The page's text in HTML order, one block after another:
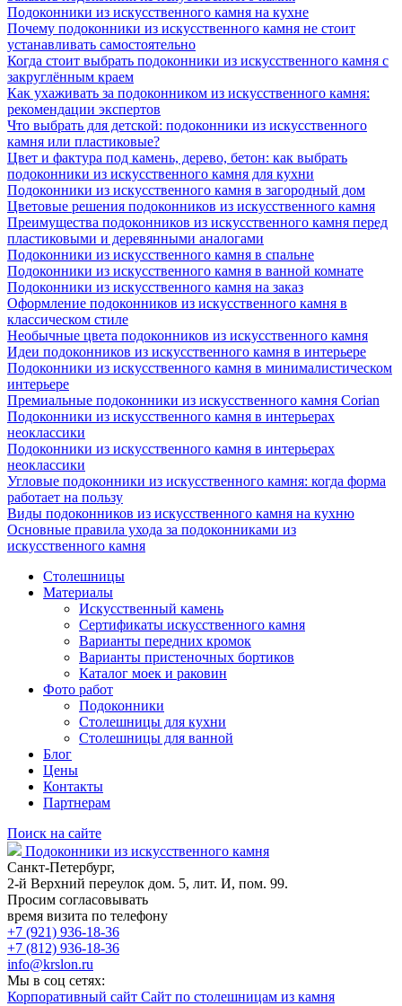
Подоконники из искусственного камня на кухне
Почему подоконники из искусственного камня не стоит
устанавливать самостоятельно
Когда стоит выбрать подоконники из искусственного камня с
закруглённым краем
Как ухаживать за подоконником из искусственного камня:
рекомендации экспертов
Что выбрать для детской: подоконники из искусственного
камня или пластиковые?
Цвет и фактура под камень, дерево, бетон: как выбрать
подоконники из искусственного камня для кухни
Подоконники из искусственного камня в загородный дом
Цветовые решения подоконников из искусственного камня
Преимущества подоконников из искусственного камня перед
пластиковыми и деревянными аналогами
Подоконники из искусственного камня в спальне
Подоконники из искусственного камня в ванной комнате
Подоконники из искусственного камня на заказ
Оформление подоконников из искусственного камня в
классическом стиле
Необычные цвета подоконников из искусственного камня
Идеи подоконников из искусственного камня в интерьере
Подоконники из искусственного камня в минималистическом
интерьере
Премиальные подоконники из искусственного камня Corian
Подоконники из искусственного камня в интерьерах
неоклассики
Подоконники из искусственного камня в интерьерах
неоклассики
Угловые подоконники из искусственного камня: когда форма
работает на пользу
Виды подоконников из искусственного камня на кухню
Основные правила ухода за подоконниками из
искусственного камня
Столешницы
Материалы
Искусственный камень
Сертификаты искусственного камня
Варианты передних кромок
Варианты пристеночных бортиков
Каталог моек и раковин
Фото работ
Подоконники
Столешницы для кухни
Столешницы для ванной
Блог
Цены
Контакты
Партнерам
Поиск на сайте
Подоконники из искусственного камня
Санкт-Петербург,
2-й Верхний переулок дом. 5, лит. И, пом. 99.
Просим согласовывать
время визита по телефону
+7 (921) 936-18-36
+7 (812) 936-18-36
info@krslon.ru
Мы в соц сетях:
Корпоративный сайт Сайт по столешницам из камня